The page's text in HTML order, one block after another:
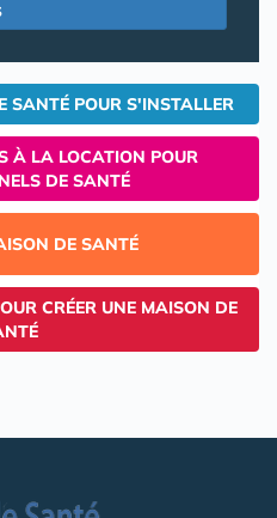
SANTÉ POUR S'INSTALLER
À LA LOCATION POUR
DE SANTÉ
DE SANTÉ
CRÉER UNE MAISON DE